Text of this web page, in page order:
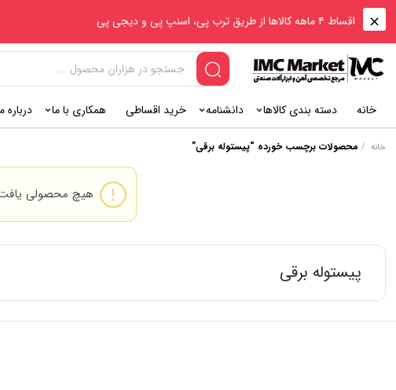
اقساط ۴ ماهه کالاها از طریق ترب پی، اسنپ پی و دیجی پی
خانه دسته بندی کالاها دانشنامه خرید اقساطی همکاری با ما درباره
خانه / محصولات برچسب خورده “پیستوله برقی”
هیچ محصولی
پیستوله برقی